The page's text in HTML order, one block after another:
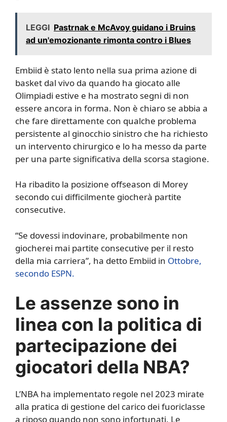
LEGGI Pastrnak e McAvoy guidano i Bruins
ad un'emozionante rimonta contro i Blues
Embiid è stato lento nella sua prima azione di
basket dal vivo da quando ha giocato alle
Olimpiadi estive e ha mostrato segni di non
essere ancora in forma. Non è chiaro se abbia a
che fare direttamente con qualche problema
persistente al ginocchio sinistro che ha richiesto
un intervento chirurgico e lo ha messo da parte
per una parte significativa della scorsa stagione.
Ha ribadito la posizione offseason di Morey
secondo cui difficilmente giocherà partite
consecutive.
“Se dovessi indovinare, probabilmente non
giocherei mai partite consecutive per il resto
della mia carriera”, ha detto Embiid in Ottobre,
secondo ESPN.
Le assenze sono in
linea con la politica di
partecipazione dei
giocatori della NBA?
L’NBA ha implementato regole nel 2023 mirate
alla pratica di gestione del carico dei fuoriclasse
a riposo quando non sono infortunati. Le